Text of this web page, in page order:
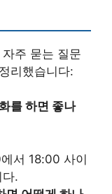
주 묻는 질문
리했습니다:
를 하면 좋나
서 18:00 사이
.